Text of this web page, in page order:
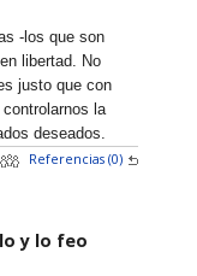
-los que son
libertad. No
justo que con
la
deseados.
Referencias (0)
y lo feo